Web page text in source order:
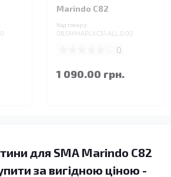
Marindo C82
Код товару:
08.SMMAPLXC51.ALL.0.00
0
1 090.00 грн.
для SMA Marindo C82
за вигідною ціною -